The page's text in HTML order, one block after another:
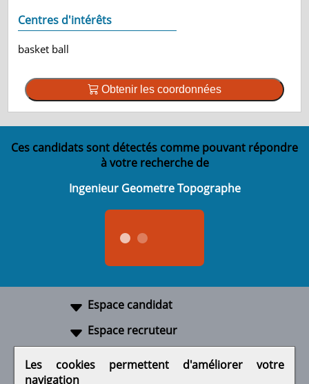
Centres d'intérêts
basket ball
Obtenir les coordonnées
Ces candidats sont détectés comme pouvant répondre
à votre recherche de
Ingenieur Geometre Topographe
Espace candidat
Espace recruteur
Les cookies permettent d'améliorer votre
navigation